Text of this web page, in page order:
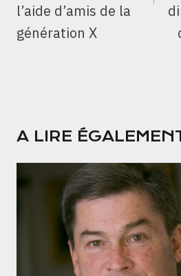
l’aide d’amis de la
génération X
A LIRE